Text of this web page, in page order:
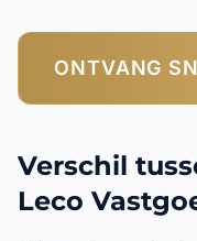
ONTVANG
Verschil
Leco